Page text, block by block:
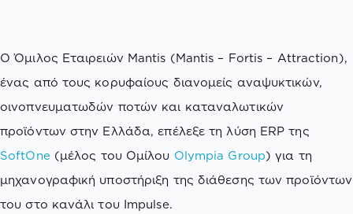
Ο Όμιλος Εταιρειών Mantis (Mantis – Fortis – Attraction),
ένας από τους κορυφαίους διανομείς αναψυκτικών,
οινοπνευματωδών ποτών και καταναλωτικών
προϊόντων στην Ελλάδα, επέλεξε τη λύση ERP της
SoftOne(μέλος του Ομίλου Olympia Group) για τη
μηχανογραφική υποστήριξη της διάθεσης των προϊόντων
του στο κανάλι του Impulse.